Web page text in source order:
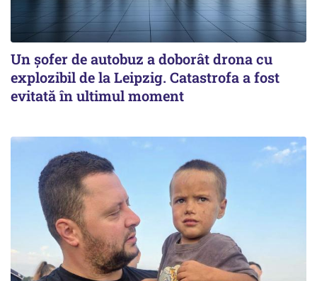
Un șofer de autobuz a doborât drona cu
explozibil de la Leipzig. Catastrofa a fost
evitată în ultimul moment